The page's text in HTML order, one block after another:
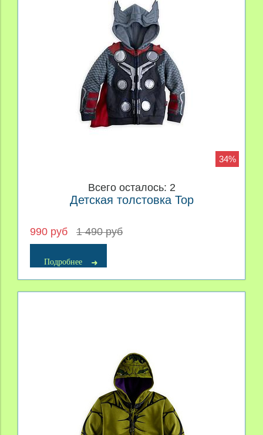
34%
Всего осталось: 2
Детская толстовка Тор
990 руб 1 490 руб
Подробнее